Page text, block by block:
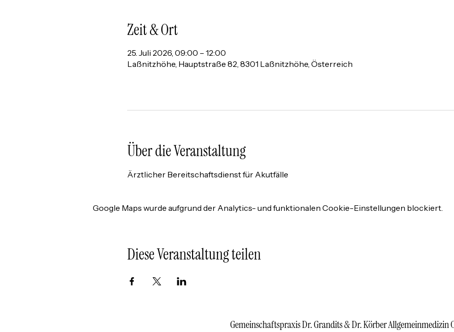
Zeit & Ort
25. Juli 2026, 09:00 – 12:00
Laßnitzhöhe, Hauptstraße 82, 8301 Laßnitzhöhe, Österreich
Über die Veranstaltung
Ärztlicher Bereitschaftsdienst für Akutfälle
Google Maps wurde aufgrund der Analytics- und funktionalen Cookie-Einstellungen blockiert.
Diese Veranstaltung teilen
Gemeinschaftspraxis Dr. Grandits & Dr. Körber Allgemeinmedizin